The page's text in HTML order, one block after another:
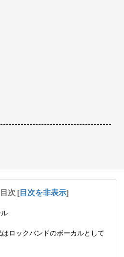
次 [目次を非表示]
ロックバンドのボーカルとして